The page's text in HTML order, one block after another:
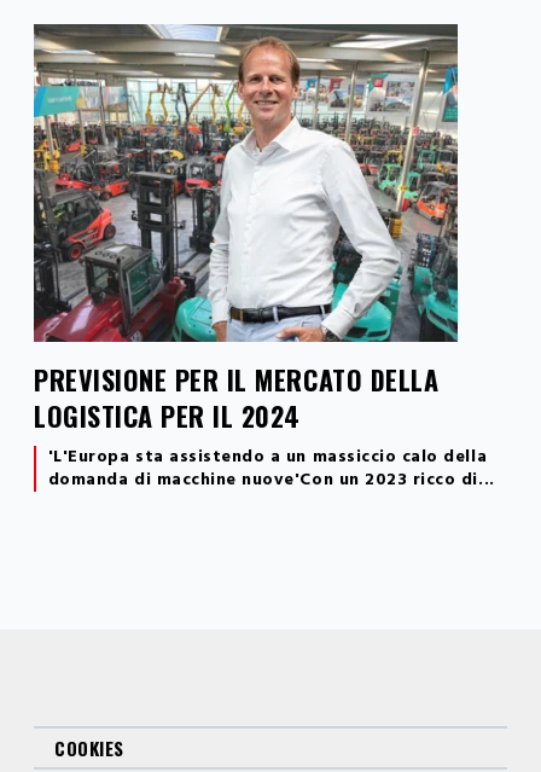
PREVISIONE PER IL MERCATO DELLA
LOGISTICA PER IL 2024
'L'Europa sta assistendo a un massiccio calo della
domanda di macchine nuove'Con un 2023 ricco di...
COOKIES